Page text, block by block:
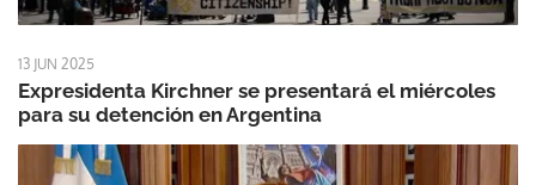
13 JUN 2025
Expresidenta Kirchner se presentará el miércoles
para su detención en Argentina